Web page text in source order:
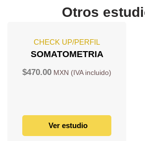
Otros
CHECK UP/PERFIL
SOMATOMETRIA
$470.00
Ver estudio